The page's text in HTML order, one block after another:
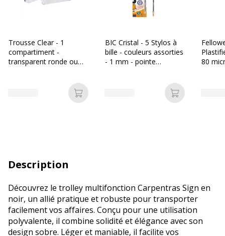
Trousse Clear - 1
compartiment -
transparent ronde ou
Ajouter au panier
BIC Cristal - 5 Stylos à
bille - couleurs assorties
- 1 mm - pointe
Ajouter au
80
Description
Découvrez le trolley multifonction Carpentras Sign en
noir, un allié pratique et robuste pour transporter
facilement vos affaires. Conçu pour une utilisation
polyvalente, il combine solidité et élégance avec son
design sobre. Léger et maniable, il facilite vos